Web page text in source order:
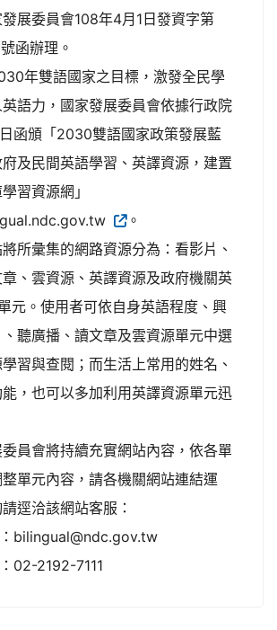
展委員會108年4月1日發資字第
函辦理。
年雙語國家之目標，激發全民學
語力，國家發展委員會依據行政院
函頒「2030雙語國家政策發展藍
及民間英語學習、英譯資源，建置
習資源網」
。
所彙集的網路資源分為：看影片、
、雲資源、英譯資源及政府機關英
元。使用者可依自身英語程度、興
聽廣播、讀文章及雲資源單元中選
習與查閱；而生活上常用的姓名、
，也可以多加利用英譯資源單元迅
員會將持續充實網站內容，依各單
單元內容，請各機關網站連結運
逕洽該網站客服：
bilingual@ndc.gov.tw
02-2192-7111